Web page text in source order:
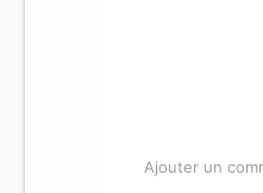
Ajouter un